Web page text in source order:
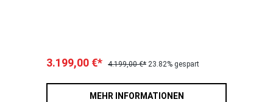
3.199,00 €* 4.199,00 €* 23.82% gespart
MEHR INFORMATIONEN